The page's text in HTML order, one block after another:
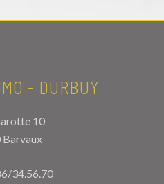
- DURBUY
10
Barvaux
34.56.70